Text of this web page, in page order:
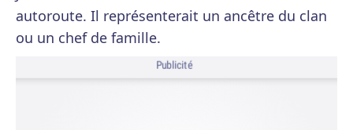
autoroute. Il représenterait un ancêtre du clan
ou un chef de famille.
Publicité